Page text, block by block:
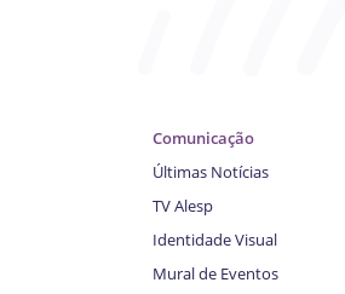
Comunicação
Últimas Notícias
TV Alesp
Identidade Visual
Mural de Eventos